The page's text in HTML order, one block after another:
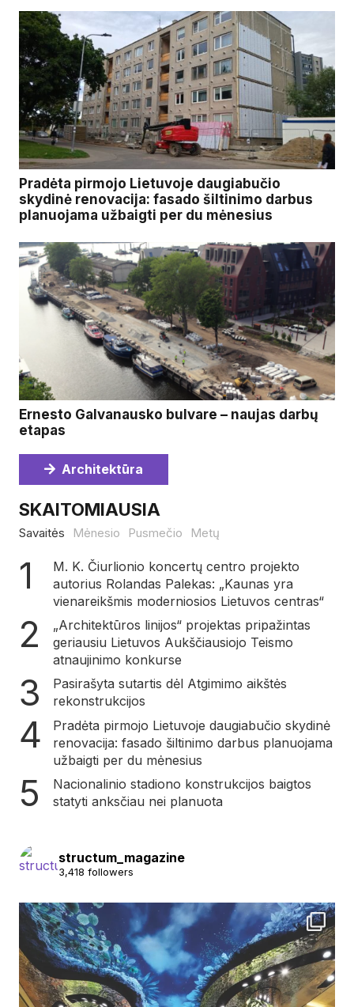
Pradėta pirmojo Lietuvoje daugiabučio
skydinė renovacija: fasado šiltinimo darbus
planuojama užbaigti per du mėnesius
Ernesto Galvanausko bulvare – naujas darbų
etapas
Architektūra
SKAITOMIAUSIA
Savaitės Mėnesio Pusmečio Metų
M. K. Čiurlionio koncertų centro projekto
autorius Rolandas Palekas: „Kaunas yra
vienareikšmis moderniosios Lietuvos centras“
„Architektūros linijos“ projektas pripažintas
geriausiu Lietuvos Aukščiausiojo Teismo
atnaujinimo konkurse
Pasirašyta sutartis dėl Atgimimo aikštės
rekonstrukcijos
Pradėta pirmojo Lietuvoje daugiabučio skydinė
renovacija: fasado šiltinimo darbus planuojama
užbaigti per du mėnesius
Nacionalinio stadiono konstrukcijos baigtos
statyti anksčiau nei planuota
structum_magazine
3,418 followers